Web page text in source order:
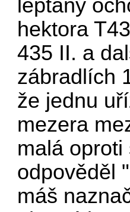
leptaný
hektora
435 II. a
zábradlích
že jednu
mezera
malá
odpověděl
máš